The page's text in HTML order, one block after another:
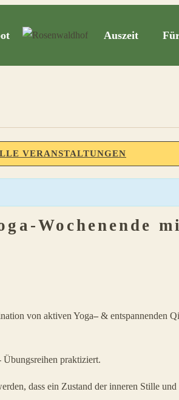
Auszeit
VERANSTALTUNGEN
Wochenende
von aktiven Yoga– & entspannenden
praktiziert.
dass ein Zustand der inneren Stille